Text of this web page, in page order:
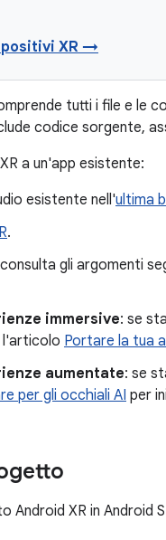
XR →
tutti i file e le
codice sorgente,
a un'app esistente:
esistente nell'ultima
.
gli argomenti
immersive: se
l'articolo Portare la tua
aumentate: se
per gli occhiali AI per
Android XR in Android